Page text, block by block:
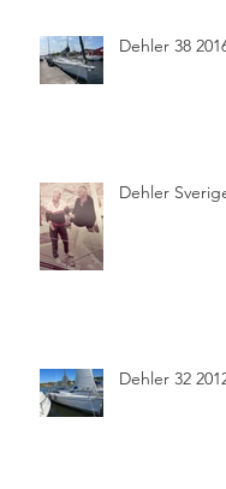
Dehler 38
Dehler
Dehler 32